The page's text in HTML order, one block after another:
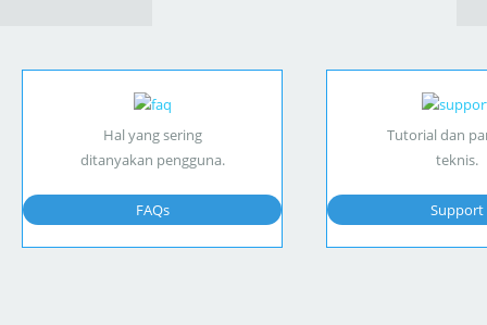
Hal yang sering
ditanyakan pengguna.
FAQs
Tutorial dan
teknis.
Support